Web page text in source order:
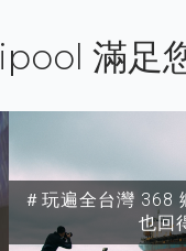
滿足
＃玩遍全台灣 368
也回